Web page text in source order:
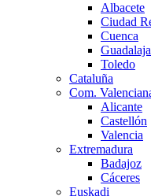
Albacete
Ciudad
Cuenca
Toledo
Cataluña
Com.
Alicante
Castellón
Valencia
Extremadura
Badajoz
Cáceres
Euskadi